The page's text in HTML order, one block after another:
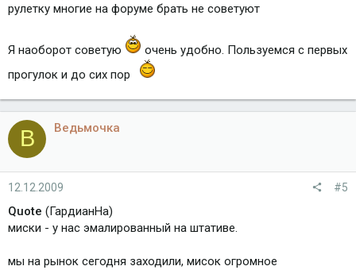
рулетку многие на форуме брать не советуют
Я наоборот советую
очень удобно. Пользуемся с первых
прогулок и до сих пор
В Ведьмочка
12.12.2009 #5
Quote (ГардианНа)
миски - у нас эмалированный на штативе.
мы на рынок сегодня заходили, мисок огромное